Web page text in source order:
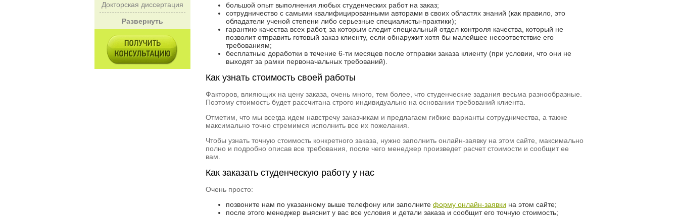
Докторская диссертация
Развернуть
большой опыт выполнения любых студенческих работ на заказ;
сотрудничество с самыми квалифицированными авторами в своих областях знаний (как правило, это
обладатели ученой степени либо серьезные специалисты-практики);
гарантию качества всех работ, за которым следит специальный отдел контроля качества, который не
позволит отправить готовый заказ клиенту, если обнаружит хотя бы малейшее несоответствие его
требованиям;
бесплатные доработки в течение 6-ти месяцев после отправки заказа клиенту (при условии, что они не
выходят за рамки первоначальных требований).
Как узнать стоимость своей работы
Факторов, влияющих на цену заказа, очень много, тем более, что студенческие задания весьма разнообразные.
Поэтому стоимость будет рассчитана строго индивидуально на основании требований клиента.
Отметим, что мы всегда идем навстречу заказчикам и предлагаем гибкие варианты сотрудничества, а также
максимально точно стремимся исполнить все их пожелания.
Чтобы узнать точную стоимость конкретного заказа, нужно заполнить онлайн-заявку на этом сайте, максимально
полно и подробно описав все требования, после чего менеджер произведет расчет стоимости и сообщит ее
вам.
Как заказать студенческую работу у нас
Очень просто:
позвоните нам по указанному выше телефону или заполните форму онлайн-заявки на этом сайте;
после этого менеджер выяснит у вас все условия и детали заказа и сообщит его точную стоимость;